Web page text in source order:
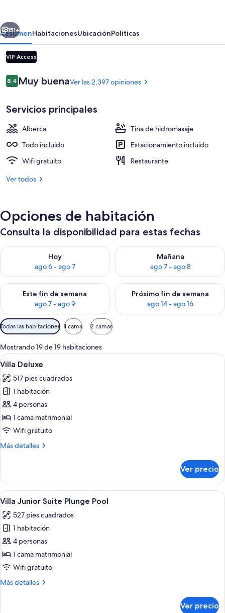
-
All
Inclusive
Royal Master Suite Hot Tub adults
Siguiente
151+
ResumenHabitacionesUbicaciónPolíticas
VIP Access
Opiniones
8.48.4 de 10,
Muy buenaVer las 2,397 opiniones
Servicios principales
Alberca
Tina de hidromasaje
Todo incluido
Estacionamiento incluido
Wifi gratuito
Restaurante
Ver todos
Opciones de habitación
Consulta la disponibilidad para estas fechas
Hoy
ago 6 - ago 7
Consulta la disponibilidad para hoy ago 6 - ago 7
Mañana
ago 7 - ago 8
Consulta la disponibilidad
Este fin de semana
ago 7 - ago 9
Consulta la disponibilidad para este fin de semana ago 7 -
Próximo fin de semana
ago 14 - ago 16
Consulta la disponibilidad
Filtros
disponibles
para
las
habitaciones
Todas las habitaciones 1 cama 2 camas
Mostrando 19 de 19 habitaciones
Abrir
todas
las
fotos
de
Villa
Deluxe
Habitación de hotel con dos camas,
4
Villa Deluxe
517 pies cuadrados
1 habitación
4 personas
1 cama matrimonial
Wifi gratuito
Más detalles
Más
Deluxe
Ver precio
Abrir
todas
las
fotos
de
Villa
Junior
Plunge
Habitación de hotel con dos camas,
4
Villa Junior Suite Plunge Pool
527 pies cuadrados
1 habitación
4 personas
1 cama matrimonial
Wifi gratuito
Más detalles
Más
Ver precio